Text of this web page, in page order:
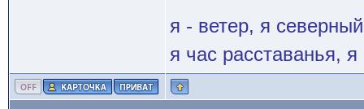
я - ветер, я
я час расставанья,